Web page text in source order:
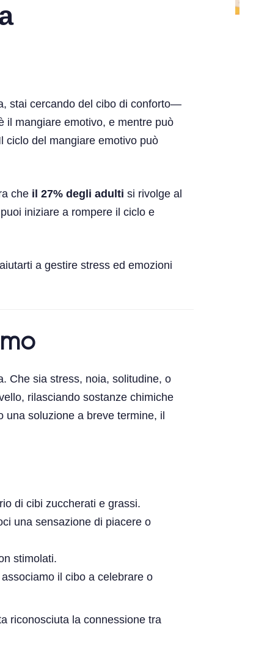
stai cercando del cibo di conforto—
il mangiare emotivo, e mentre può
ciclo del mangiare emotivo può
che il 27% degli adulti si rivolge al
iniziare a rompere il ciclo e
a gestire stress ed emozioni
Che sia stress, noia, solitudine, o
rilasciando sostanze chimiche
soluzione a breve termine, il
di cibi zuccherati e grassi.
una sensazione di piacere o
stimolati.
il cibo a celebrare o
riconosciuta la connessione tra